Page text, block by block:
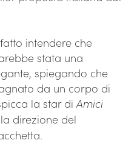
intendere che
stata una
spiegando che
da un corpo di
la star diAmici
direzione del